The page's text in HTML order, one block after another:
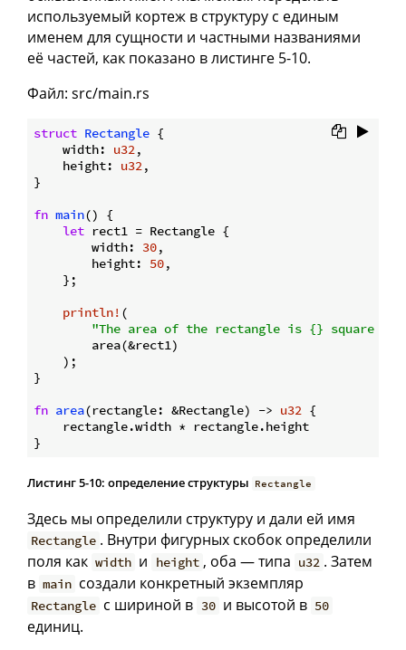
используемый кортеж в структуру с единым
именем для сущности и частными названиями
её частей, как показано в листинге 5-10.
Файл: src/main.rs
struct Rectangle {
    width:
u32,
    height:
u32,
}
fn main() {
let rect1 = Rectangle {
        width:
30,
        height:
50,
    };
println! (
"The area of the rectangle is {} square
        area(&rect1)
    );
}
fn area(rectangle: &Rectangle) -> u32 {
    rectangle.width * rectangle.height
Листинг 5-10: определение структуры Rectangle
Здесь мы определили структуру и дали ей имя
Rectangle . Внутри фигурных скобок определили
поля как width и height , оба — типа u32 . Затем
в main создали конкретный экземпляр
Rectangle с шириной в 30 и высотой в 50
единиц.